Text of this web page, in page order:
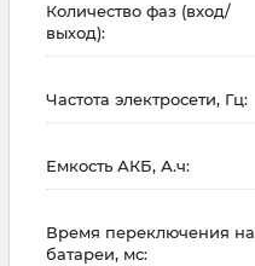
Количество фаз (вход/
выход):
Частота электросети, Гц:
Емкость АКБ, А.ч:
Время переключения на
батареи, мс: